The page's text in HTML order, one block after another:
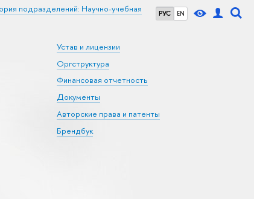
РУС EN
подразделений: Научно-учебная
Устав и лицензии
Оргструктура
Финансовая отчетность
Документы
Авторские права и патенты
Брендбук